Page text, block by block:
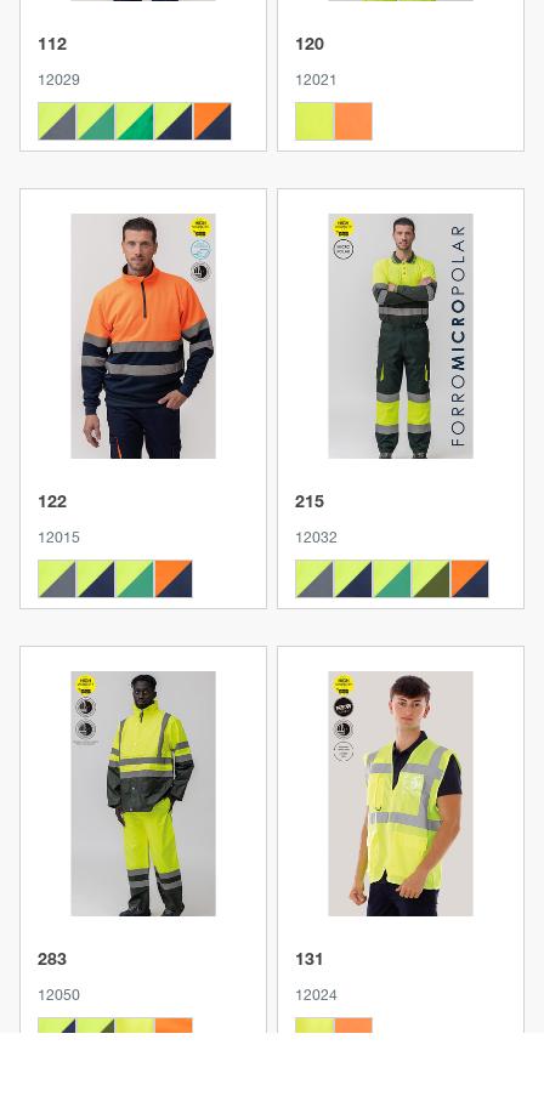
112
12029
120
12021
Produkt anzeigen
122
12015
Produkt anzeigen
215
12032
Produkt anzeigen
283
12050
Produkt anzeigen
131
12024